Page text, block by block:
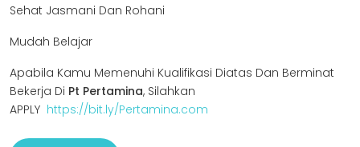
Sehat Jasmani Dan Rohani
Mudah Belajar
Apabila Kamu Memenuhi Kualifikasi Diatas Dan Berminat
Bekerja Di Pt Pertamina, Silahkan
APPLY https://bit.ly/Pertamina.com